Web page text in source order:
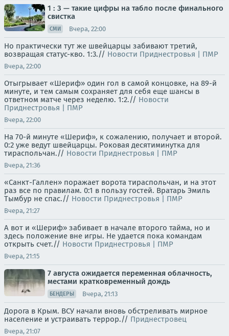
1 : 3 — такие цифры на табло после финального
свистка
СМИ Вчера, 22:00
Но практически тут же швейцарцы забивают третий,
возвращая статус-кво. 1:3.// Новости Приднестровья | ПМР
Вчера, 22:00
Отыгрывает «Шериф» один гол в самой концовке, на 89-й
минуте, и тем самым сохраняет для себя еще шансы в
ответном матче через неделю. 1:2.// Новости
Приднестровья | ПМР
Вчера, 22:00
На 70-й минуте «Шериф», к сожалению, получает и второй.
0:2 уже ведут швейцарцы. Роковая десятиминутка для
тираспольчан.// Новости Приднестровья | ПМР
Вчера, 21:36
«Санкт-Галлен» поражает ворота тираспольчан, и на этот
раз все по правилам. 0:1 в пользу гостей. Вратарь Эмиль
Тымбур не спас.// Новости Приднестровья | ПМР
Вчера, 21:27
А вот и «Шериф» забивает в начале второго тайма, но и
здесь положение вне игры. Не удается пока командам
открыть счет.// Новости Приднестровья | ПМР
Вчера, 21:15
7 августа ожидается переменная облачность,
местами кратковременный дождь
БЕНДЕРЫ Вчера, 21:13
Дорога в Крым. ВСУ начали вновь обстреливать мирное
население и устраивать террор.// Приднестровец
Вчера, 21:07